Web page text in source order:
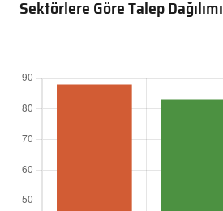
Sektörlere Göre Talep Dağılımı